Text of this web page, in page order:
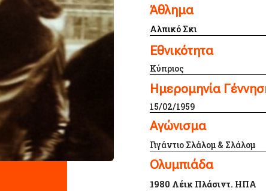
Άθλημα
Αλπικό Σκι
Εθνικότητα
Κύπριος
Ημερομηνία
15/02/1959
Αγώνισμα
Γιγάντιο Σλάλομ & Σλάλομ
Ολυμπιάδα
1980 Λέικ Πλάσιντ. ΗΠΑ